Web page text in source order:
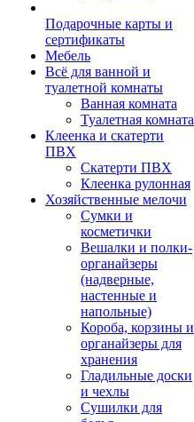
Подарочные карты и
сертификаты
Мебель
Всё для ванной и
туалетной комнаты
Ванная комната
Туалетная комната
Клеенка и скатерти
ПВХ
Скатерти ПВХ
Клеенка рулонная
Хозяйственные мелочи
Сумки и
косметички
Вешалки и полки-
органайзеры
(надверные,
настенные и
напольные)
Короба, корзины и
органайзеры для
хранения
Гладильные доски
и чехлы
Сушилки для